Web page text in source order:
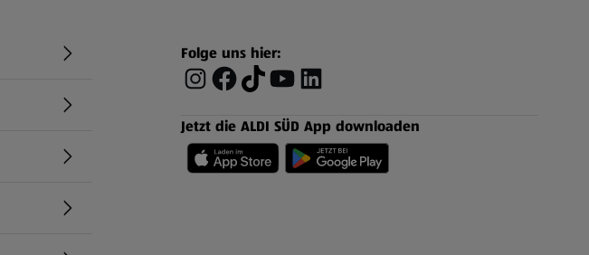
Folge uns hier:
Jetzt die ALDI SÜD App downloaden